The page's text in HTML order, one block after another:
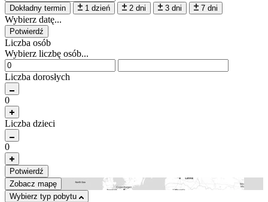
Dokładny termin 1 dzień 2 dni 3 dni 7 dni
Wybierz datę...
Potwierdź
Liczba osób
Wybierz liczbę osób...
Liczba dorosłych
0
Liczba dzieci
0
Potwierdź
Zobacz mapę
Wybierz typ pobytu